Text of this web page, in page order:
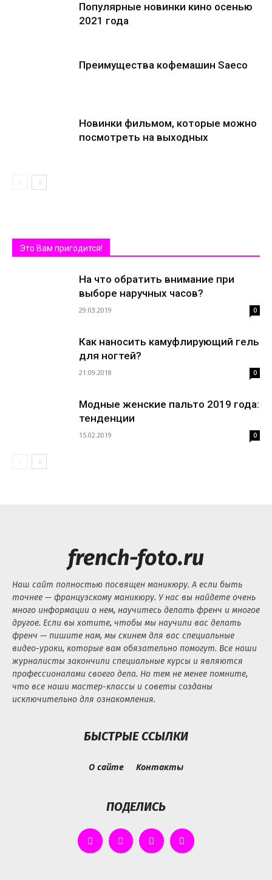
Популярные новинки кино осенью
2021 года
Преимущества кофемашин Saeco
Новинки фильмом, которые можно
посмотреть на выходных
Это Вам пригодится!
На что обратить внимание при
выборе наручных часов?
29.03.2019 0
Как наносить камуфлирующий гель
для ногтей?
21.09.2018 0
Модные женские пальто 2019 года:
тенденции
15.02.2019 0
french-foto.ru
Наш сайт полностью посвящен маникюру. А если быть
точнее — французскому маникюру. У нас вы найдете очень
много информации о нем, научитесь делать френч и многое
другое. Если вы хотите, чтобы мы научили вас делать
френч — пишите нам, мы скинем для вас специальные
видео-уроки, которые вам обязательно помогут. Все наши
журналисты закончили специальные курсы и являются
профессионалами своего дела. Но тем не менее помните,
что все наши мастер-классы и советы созданы
исключительно для ознакомления.
БЫСТРЫЕ ССЫЛКИ
О сайте Контакты
ПОДЕЛИСЬ